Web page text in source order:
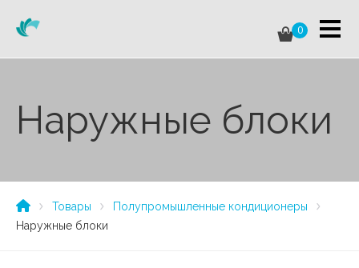
0
Наружные блоки
Товары
Полупромышленные кондиционеры
Наружные блоки